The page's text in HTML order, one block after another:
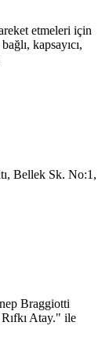
etmeleri için
kapsayıcı,
Bellek Sk. No:1,
Braggiotti
Atay." ile